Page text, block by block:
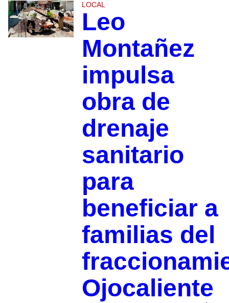
LOCAL
Leo
Montañez
impulsa
obra de
drenaje
sanitario
para
beneficiar a
familias del
Ojocaliente